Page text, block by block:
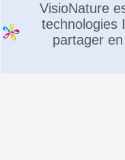
VisioNature
technologies
partager